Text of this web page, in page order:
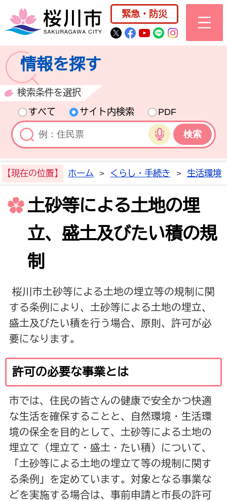
桜川市公式ホー
緊急・防災
桜川市公式Twitter
桜川市公式
桜川市公式
桜川市公式
情報を探す
検索条件を選択
すべて
サイト内検索
PDF
音声検索
【現在の位置】 ホーム > くらし・手続き > 生活環境
土砂等による土地の埋
立、盛土及びたい積の規
制
桜川市土砂等による土地の埋立等の規制に関
する条例により、土砂等による土地の埋立、
盛土及びたい積を行う場合、原則、許可が必
要になります。
許可の必要な事業とは
市では、住民の皆さんの健康で安全かつ快適
な生活を確保することと、自然環境・生活環
境の保全を目的として、土砂等による土地の
埋立て（埋立て・盛土・たい積）について、
「土砂等による土地の埋立て等の規制に関す
る条例」を定めています。対象となる事業な
どを実施する場合は、事前申請と市長の許可